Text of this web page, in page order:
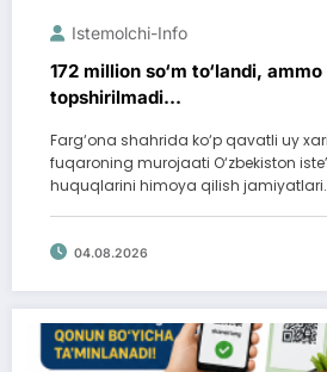
Istemolchi-Info
172 million so‘m to‘landi,
topshirilmadi…
Farg‘ona shahrida ko‘p qavatli uy
fuqaroning murojaati O‘zbekiston
huquqlarini himoya qilish
04.08.2026